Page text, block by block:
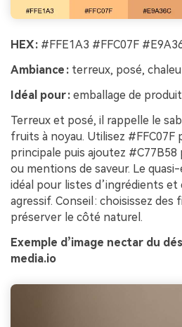
HEX : #FFE1A3 #FFC07F
Ambiance : terreux, posé,
Idéal pour : emballage de
Terreux et posé, il rappelle le
fruits à noyau. Utilisez #FFC07F
principale puis ajoutez #C77B58
ou mentions de saveur. Le
idéal pour listes d’ingrédients
agressif. Conseil : choisissez
préserver le côté naturel.
Exemple d’image nectar du
media.io